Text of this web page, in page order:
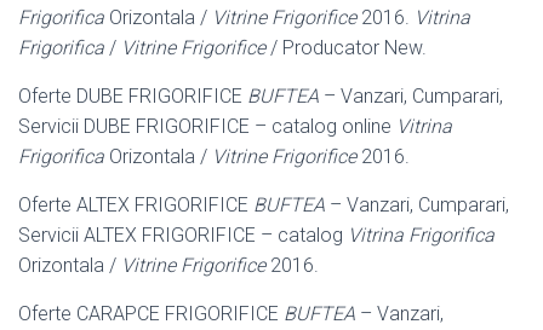
Frigorifica Orizontala / Vitrine Frigorifice2016. Vitrina
Frigorifica / Vitrine Frigorifice/ Producator New.
Oferte DUBE FRIGORIFICE BUFTEA – Vanzari, Cumparari,
Servicii DUBE FRIGORIFICE – catalog online Vitrina
Frigorifica Orizontala / Vitrine Frigorifice2016.
Oferte ALTEX FRIGORIFICE BUFTEA – Vanzari, Cumparari,
Servicii ALTEX FRIGORIFICE – catalog Vitrina Frigorifica
Orizontala / Vitrine Frigorifice2016.
Oferte CARAPCE FRIGORIFICE BUFTEA – Vanzari,